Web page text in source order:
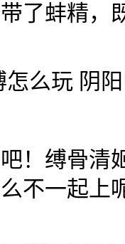
了蚌精，
！缚骨清
不一起上